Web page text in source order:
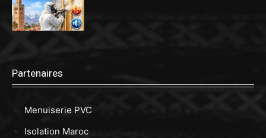
Partenaires
Menuiserie PVC
Isolation Maroc